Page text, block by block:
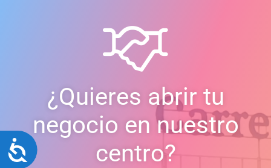
Accesibilidad
¿Quieres abrir tu
negocio en nuestro
centro?